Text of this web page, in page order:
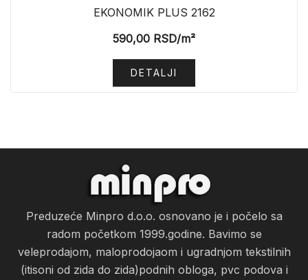
EKONOMIK PLUS 2162
590,00 RSD/m²
DETALJI
Preduzeće Minpro d.o.o. osnovano je i počelo sa
radom početkom 1999.godine. Bavimo se
veleprodajom, maloprodojaom i ugradnjom tekstilnih
(itisoni od zida do zida)podnih obloga, pvc podova i